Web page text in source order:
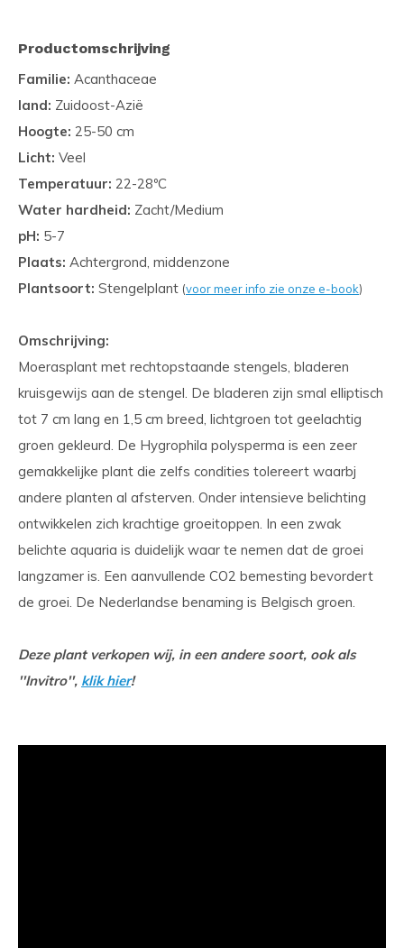
Productomschrijving
Familie: Acanthaceae
land: Zuidoost-Azië
Hoogte: 25-50 cm
Licht: Veel
Temperatuur: 22-28ºC
Water hardheid: Zacht/Medium
pH: 5-7
Plaats: Achtergrond, middenzone
Plantsoort: Stengelplant (voor meer info zie onze e-book)
Omschrijving:
Moerasplant met rechtopstaande stengels, bladeren
kruisgewijs aan de stengel. De bladeren zijn smal elliptisch
tot 7 cm lang en 1,5 cm breed, lichtgroen tot geelachtig
groen gekleurd. De Hygrophila polysperma is een zeer
gemakkelijke plant die zelfs condities tolereert waarbj
andere planten al afsterven. Onder intensieve belichting
ontwikkelen zich krachtige groeitoppen. In een zwak
belichte aquaria is duidelijk waar te nemen dat de groei
langzamer is. Een aanvullende CO2 bemesting bevordert
de groei. De Nederlandse benaming is Belgisch groen.
Deze plant verkopen wij, in een andere soort, ook als
''Invitro'', klik hier!